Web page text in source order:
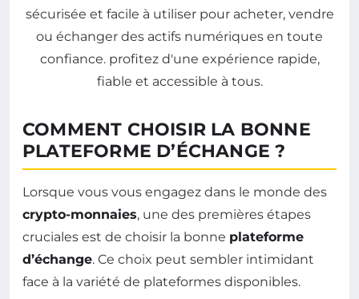
COMMENT CHOISIR LA BONNE
PLATEFORME D’ÉCHANGE ?
Lorsque vous vous engagez dans le monde des
crypto-monnaies, une des premières étapes
cruciales est de choisir la bonne plateforme
d’échange. Ce choix peut sembler intimidant
face à la variété de plateformes disponibles.